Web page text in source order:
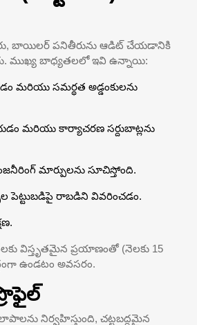
బాయిలర్ పనితీరును ఆడిట్ చేయడానికి
ముఖ్య బాధ్యతలలో ఇవి ఉన్నాయి:
మరియు సమర్థత అడ్డంకులను
మరియు కార్యాచరణ సర్దుబాట్లను
మార్పులను సూచిస్తోంది.
రాబడిని వివరించడం.
విస్తృతమైన ప్రయాణంతో (నెలకు 15
ఉండటం అవసరం.
నిర్వహిస్తుంది, చట్టబద్ధమైన